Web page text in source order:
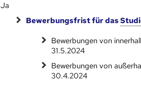
Ja
Bewerbungsfrist für das
Bewerbungen von
31.5.2024
Bewerbungen von
30.4.2024